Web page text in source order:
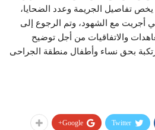
يخص تفاصيل الجريمة وعدد الضحايا،
أجريت مع الشهود، وتم الرجوع إلى
والاتفاقيات من أجل توضيح
بحق نساء وأطفال منطقة الجراحى
Twitter
Google+